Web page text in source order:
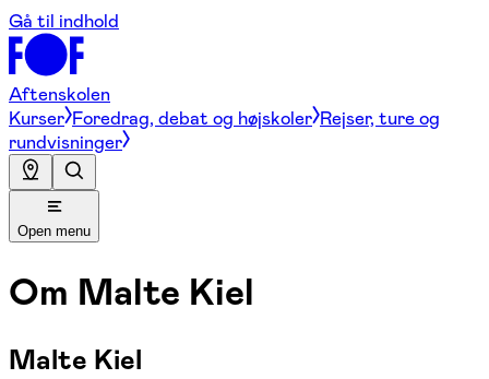
Gå til indhold
Aftenskolen
Kurser Foredrag, debat og højskoler Rejser, ture og
rundvisninger
Open menu
Om Malte Kiel
Malte Kiel